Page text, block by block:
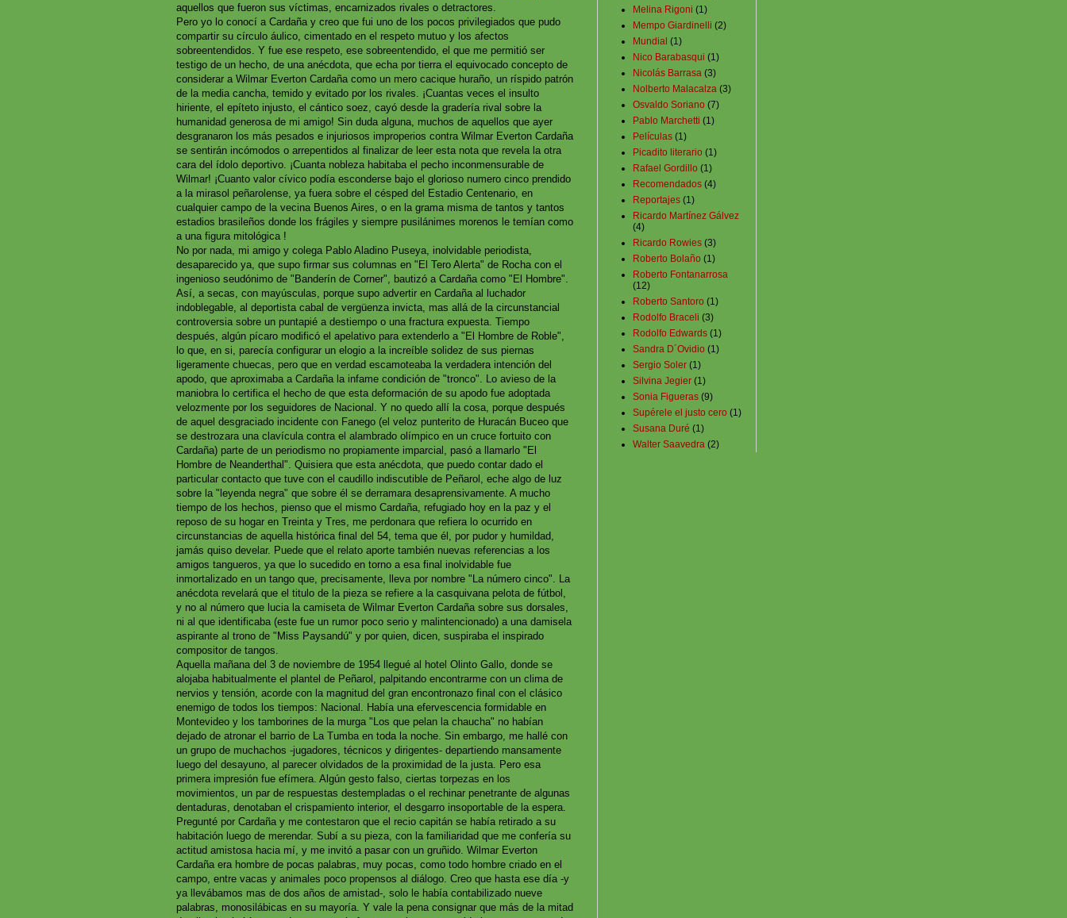
aquellos que fueron sus víctimas, encarnizados rivales o detractores.
Pero yo lo conocí a Cardaña y creo que fui uno de los pocos privilegiados que pudo
compartir su círculo áulico, cimentado en el respeto mutuo y los afectos
sobreentendidos. Y fue ese respeto, ese sobreentendido, el que me permitió ser
testigo de un hecho, de una anécdota, que echa por tierra el equivocado concepto de
considerar a Wilmar Everton Cardaña como un mero cacique huraño, un ríspido patrón
de la media cancha, temido y evitado por los rivales. ¡Cuantas veces el insulto
hiriente, el epíteto injusto, el cántico soez, cayó desde la gradería rival sobre la
humanidad generosa de mi amigo! Sin duda alguna, muchos de aquellos que ayer
desgranaron los más pesados e injuriosos improperios contra Wilmar Everton Cardaña
se sentirán incómodos o arrepentidos al finalizar de leer esta nota que revela la otra
cara del ídolo deportivo. ¡Cuanta nobleza habitaba el pecho inconmensurable de
Wilmar! ¡Cuanto valor cívico podía esconderse bajo el glorioso numero cinco prendido
a la mirasol peñarolense, ya fuera sobre el césped del Estadio Centenario, en
cualquier campo de la vecina Buenos Aires, o en la grama misma de tantos y tantos
estadios brasileños donde los frágiles y siempre pusilánimes morenos le temían como
a una figura mitológica !
No por nada, mi amigo y colega Pablo Aladino Puseya, inolvidable periodista,
desaparecido ya, que supo firmar sus columnas en "El Tero Alerta" de Rocha con el
ingenioso seudónimo de "Banderín de Corner", bautizó a Cardaña como "El Hombre".
Así, a secas, con mayúsculas, porque supo advertir en Cardaña al luchador
indoblegable, al deportista cabal de vergüenza invicta, mas allá de la circunstancial
controversia sobre un puntapié a destiempo o una fractura expuesta. Tiempo
después, algún pícaro modificó el apelativo para extenderlo a "El Hombre de Roble",
lo que, en si, parecía configurar un elogio a la increíble solidez de sus piernas
ligeramente chuecas, pero que en verdad escamoteaba la verdadera intención del
apodo, que aproximaba a Cardaña la infame condición de "tronco". Lo avieso de la
maniobra lo certifica el hecho de que esta deformación de su apodo fue adoptada
velozmente por los seguidores de Nacional. Y no quedo allí la cosa, porque después
de aquel desgraciado incidente con Fanego (el veloz punterito de Huracán Buceo que
se destrozara una clavícula contra el alambrado olímpico en un cruce fortuito con
Cardaña) parte de un periodismo no propiamente imparcial, pasó a llamarlo "El
Hombre de Neanderthal". Quisiera que esta anécdota, que puedo contar dado el
particular contacto que tuve con el caudillo indiscutible de Peñarol, eche algo de luz
sobre la "leyenda negra" que sobre él se derramara desaprensivamente. A mucho
tiempo de los hechos, pienso que el mismo Cardaña, refugiado hoy en la paz y el
reposo de su hogar en Treinta y Tres, me perdonara que refiera lo ocurrido en
circunstancias de aquella histórica final del 54, tema que él, por pudor y humildad,
jamás quiso develar. Puede que el relato aporte también nuevas referencias a los
amigos tangueros, ya que lo sucedido en torno a esa final inolvidable fue
inmortalizado en un tango que, precisamente, lleva por nombre "La número cinco". La
anécdota revelará que el titulo de la pieza se refiere a la casquivana pelota de fútbol,
y no al número que lucia la camiseta de Wilmar Everton Cardaña sobre sus dorsales,
ni al que identificaba (este fue un rumor poco serio y malintencionado) a una damisela
aspirante al trono de "Miss Paysandú" y por quien, dicen, suspiraba el inspirado
compositor de tangos.
Aquella mañana del 3 de noviembre de 1954 llegué al hotel Olinto Gallo, donde se
alojaba habitualmente el plantel de Peñarol, palpitando encontrarme con un clima de
nervios y tensión, acorde con la magnitud del gran encontronazo final con el clásico
enemigo de todos los tiempos: Nacional. Había una efervescencia formidable en
Montevideo y los tamborines de la murga "Los que pelan la chaucha" no habían
dejado de atronar el barrio de La Tumba en toda la noche. Sin embargo, me hallé con
un grupo de muchachos -jugadores, técnicos y dirigentes- departiendo mansamente
luego del desayuno, al parecer olvidados de la proximidad de la justa. Pero esa
primera impresión fue efímera. Algún gesto falso, ciertas torpezas en los
movimientos, un par de respuestas destempladas o el rechinar penetrante de algunas
dentaduras, denotaban el crispamiento interior, el desgarro insoportable de la espera.
Pregunté por Cardaña y me contestaron que el recio capitán se había retirado a su
habitación luego de merendar. Subí a su pieza, con la familiaridad que me confería su
actitud amistosa hacia mí, y me invitó a pasar con un gruñido. Wilmar Everton
Cardaña era hombre de pocas palabras, muy pocas, como todo hombre criado en el
campo, entre vacas y animales poco propensos al diálogo. Creo que hasta ese día -y
ya llevábamos mas de dos años de amistad-, solo le había contabilizado nueve
palabras, monosilábicas en su mayoría. Y vale la pena consignar que más de la mitad
Melina Rigoni (1)
Mempo Giardinelli (2)
Mundial (1)
Nico Barabasqui (1)
Nicolás Barrasa (3)
Nolberto Malacalza (3)
Osvaldo Soriano (7)
Pablo Marchetti (1)
Películas (1)
Picadito literario (1)
Rafael Gordillo (1)
Recomendados (4)
Reportajes (1)
Ricardo Martínez Gálvez
(4)
Ricardo Rowies (3)
Roberto Bolaño (1)
Roberto Fontanarrosa
(12)
Roberto Santoro (1)
Rodolfo Braceli (3)
Rodolfo Edwards (1)
Sandra D´Ovidio (1)
Sergio Soler (1)
Silvina Jegier (1)
Sonia Figueras (9)
Supérele el justo cero (1)
Susana Duré (1)
Walter Saavedra (2)